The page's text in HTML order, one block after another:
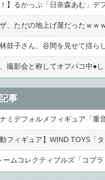
】るかっぷ「日奈森あむ」デ
、ただの地上げ屋だったｗｗ
林鼓子さん、谷間を見せて揺
撮影会と称してオフパコ中●︎
事
ミデフォルメフィギュア「重
ームコレクティブルズ「コブ